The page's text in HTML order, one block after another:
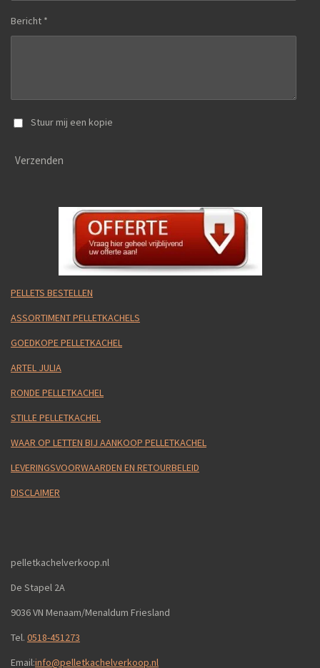
Bericht *
Stuur mij een kopie
Verzenden
PELLETS BESTELLEN
ASSORTIMENT PELLETKACHELS
GOEDKOPE PELLETKACHEL
ARTEL JULIA
RONDE PELLETKACHEL
STILLE PELLETKACHEL
WAAR OP LETTEN BIJ AANKOOP PELLETKACHEL
LEVERINGSVOORWAARDEN EN RETOURBELEID
DISCLAIMER
pelletkachelverkoop.nl
De Stapel 2A
9036 VN Menaam/Menaldum Friesland
Tel. 0518-451273
Email:info@pelletkachelverkoop.nl